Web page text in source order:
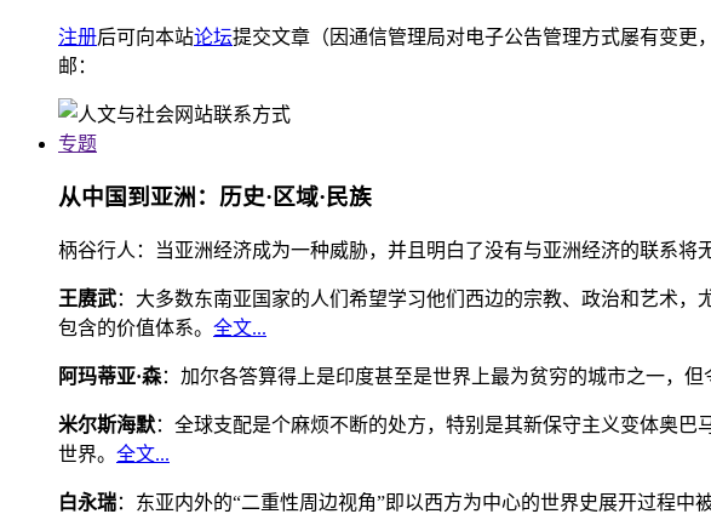
注册后可向本站论坛提交文章（因通信管理局对电子公告管理方式屡有变
邮：
专题
从中国到亚洲：历史·区域·民族
柄谷行人：当亚洲经济成为一种威胁，并且明白了没有与亚洲经济的联系将
王赓武：大多数东南亚国家的人们希望学习他们西边的宗教、政治和艺术
包含的价值体系。 全文...
阿玛蒂亚·森：加尔各答算得上是印度甚至是世界上最为贫穷的城市之一，
米尔斯海默：全球支配是个麻烦不断的处方，特别是其新保守主义变体奥
世界。 全文...
白永瑞：东亚内外的“二重性周边视角”即以西方为中心的世界史展开过程